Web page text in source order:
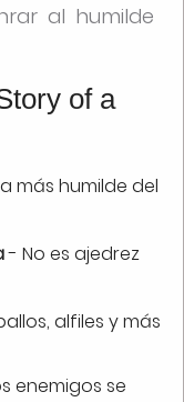
al humilde
of a
más humilde del
- No es ajedrez
alfiles y más
enemigos se